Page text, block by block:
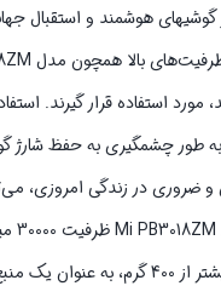
هوشمند و استقبال
این پاوربانک با کلاس وزنی